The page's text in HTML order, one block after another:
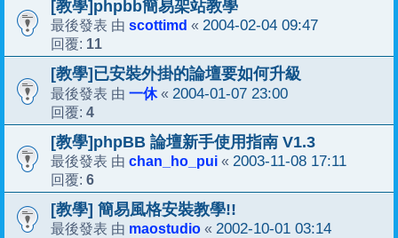
[教學]phpbb簡易架站教學
最後發表 由 scottimd « 2004-02-04 09:47
回覆: 11
[教學]已安裝外掛的論壇要如何升級
最後發表 由 一休« 2004-01-07 23:00
回覆: 4
[教學]phpBB 論壇新手使用指南 V1.3
最後發表 由 chan_ho_pui « 2003-11-08 17:11
回覆: 6
[教學] 簡易風格安裝教學!!
最後發表 由 maostudio « 2002-10-01 03:14